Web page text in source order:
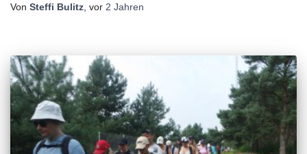
Von Steffi Bulitz , vor 2 Jahren